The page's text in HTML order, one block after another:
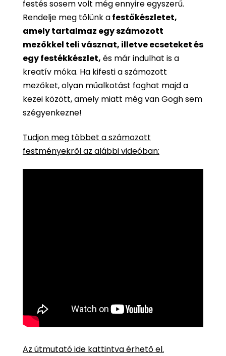
festés sosem volt még ennyire egyszerű.
Rendelje meg tőlünk afestőkészletet,
amely tartalmaz egy számozott
mezőkkel teli vásznat, illetve ecseteket és
egy festékkészlet, és már indulhat is a
kreatív móka. Ha kifesti a számozott
mezőket, olyan műalkotást foghat majd a
kezei között, amely miatt még van Gogh sem
szégyenkezne!
Tudjon meg többet a számozott
festményekről az alábbi videóban:
Az útmutató ide kattintva érhető el.